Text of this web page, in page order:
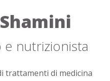
nutrizionista
trattamenti di medicina